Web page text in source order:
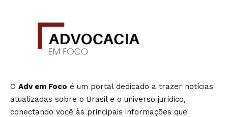
O Adv em Foco é um portal dedicado a trazer notícias
atualizadas sobre o Brasil e o universo jurídico,
conectando você às principais informações que